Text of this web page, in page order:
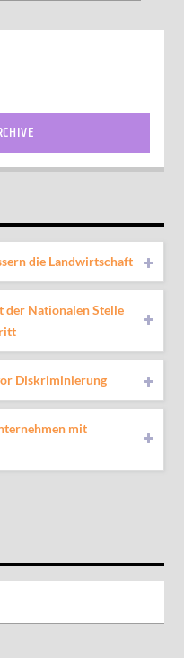
die Landwirtschaft
der Nationalen Stelle
Diskriminierung
mit